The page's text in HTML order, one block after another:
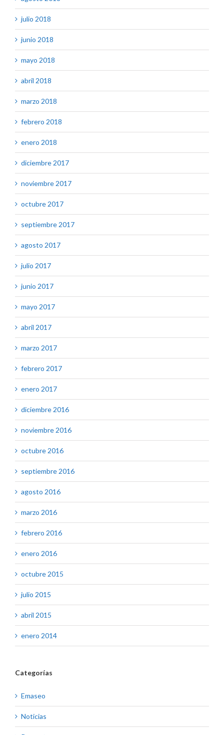
julio 2018
junio 2018
mayo 2018
abril 2018
marzo 2018
febrero 2018
enero 2018
diciembre 2017
noviembre 2017
octubre 2017
septiembre 2017
agosto 2017
julio 2017
junio 2017
mayo 2017
abril 2017
marzo 2017
febrero 2017
enero 2017
diciembre 2016
noviembre 2016
octubre 2016
septiembre 2016
agosto 2016
marzo 2016
febrero 2016
enero 2016
octubre 2015
julio 2015
abril 2015
enero 2014
Categorías
Emaseo
Noticias